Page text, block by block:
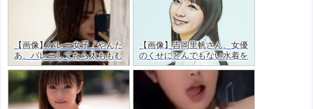
【画像】バレー女子「やんだ
あ、バレーしてたら太ももむ
ちむちやん…」ｗｗ
【画像】吉岡里帆さん、女優
のくせにとんでもない水着を
着てしまう